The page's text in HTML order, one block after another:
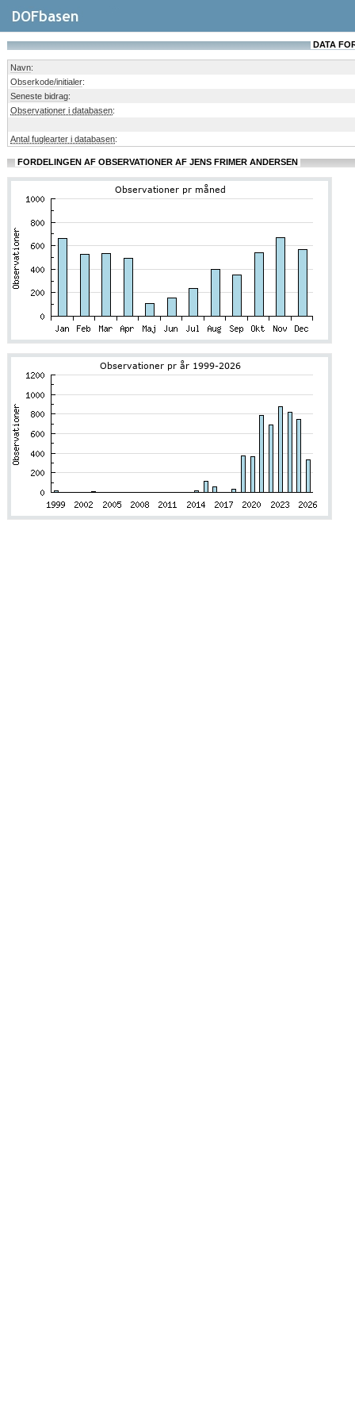
DATA
Navn:
Obserkode/initialer:
Seneste bidrag:
Observationer i databasen:
Antal fuglearter i databasen:
FORDELINGEN AF OBSERVATIONER AF JENS FRIMER ANDERSEN